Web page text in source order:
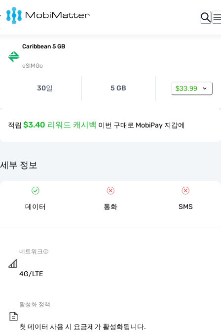
Caribbean 5 GB
eSIMGo
30일 5 GB $33.99
적립 $3.40 리워드 캐시백 이번 구매로 MobiPay 지갑에
세부 정보
데이터 통화 SMS
네트워크
4G/LTE
활성화 정책
첫 데이터 사용 시 요금제가 활성화됩니다.